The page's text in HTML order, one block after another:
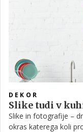
DEKOR
Slike tudi v
Slike in fotografije –
okras katerega koli